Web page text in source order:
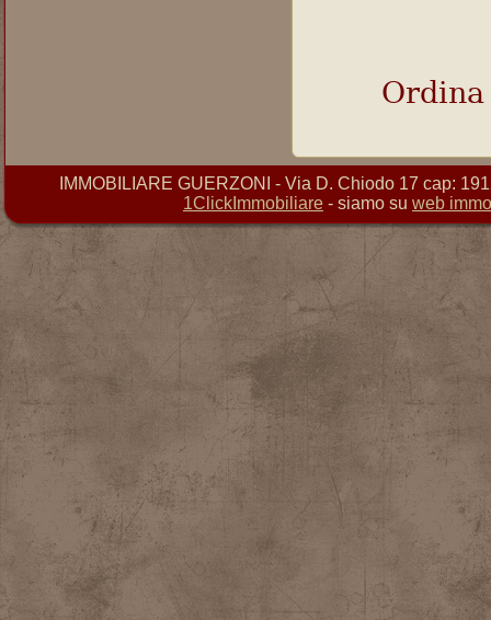
IMMOBILIARE GUERZONI - Via D. Chiodo 17 cap:
1ClickImmobiliare - siamo su web